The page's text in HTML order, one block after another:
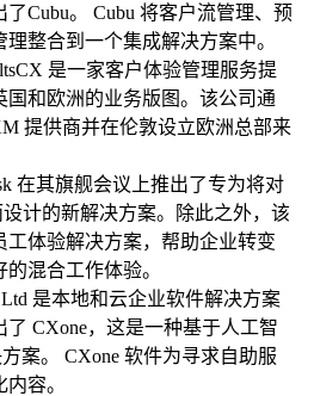
Cubu。 Cubu 将客户流管理、预
整合到一个集成解决方案中。
是一家客户体验管理服务提
国和欧洲的业务版图。该公司通
提供商并在伦敦设立欧洲总部来
在其旗舰会议上推出了专为将对
计的新解决方案。除此之外，该
工体验解决方案，帮助企业转变
混合工作体验。
是本地和云企业软件解决方案
CXone，这是一种基于人工智
案。 CXone 软件为寻求自助服
容。